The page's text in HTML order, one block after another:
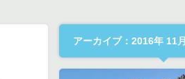
アーカイブ：2016年 11月